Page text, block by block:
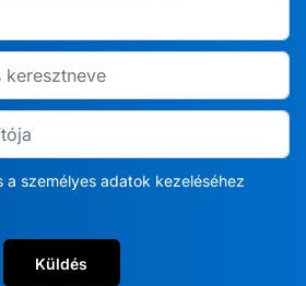
a személyes adatok kezeléséhez
Küldés